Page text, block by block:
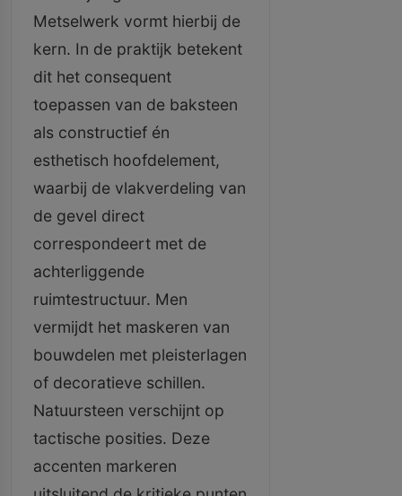
Metselwerk vormt hierbij de
kern. In de praktijk betekent
dit het consequent
toepassen van de baksteen
als constructief én
esthetisch hoofdelement,
waarbij de vlakverdeling van
de gevel direct
correspondeert met de
achterliggende
ruimtestructuur. Men
vermijdt het maskeren van
bouwdelen met pleisterlagen
of decoratieve schillen.
Natuursteen verschijnt op
tactische posities. Deze
accenten markeren